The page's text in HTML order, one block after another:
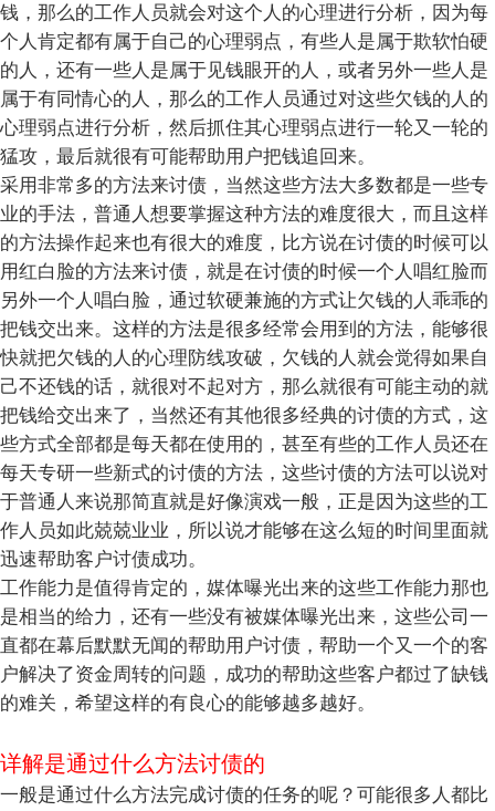
钱，那么的工作人员就会对这个人的心理进行分析，因为每
个人肯定都有属于自己的心理弱点，有些人是属于欺软怕硬
的人，还有一些人是属于见钱眼开的人，或者另外一些人是
属于有同情心的人，那么的工作人员通过对这些欠钱的人的
心理弱点进行分析，然后抓住其心理弱点进行一轮又一轮的
猛攻，最后就很有可能帮助用户把钱追回来。
采用非常多的方法来讨债，当然这些方法大多数都是一些专
业的手法，普通人想要掌握这种方法的难度很大，而且这样
的方法操作起来也有很大的难度，比方说在讨债的时候可以
用红白脸的方法来讨债，就是在讨债的时候一个人唱红脸而
另外一个人唱白脸，通过软硬兼施的方式让欠钱的人乖乖的
把钱交出来。这样的方法是很多经常会用到的方法，能够很
快就把欠钱的人的心理防线攻破，欠钱的人就会觉得如果自
己不还钱的话，就很对不起对方，那么就很有可能主动的就
把钱给交出来了，当然还有其他很多经典的讨债的方式，这
些方式全部都是每天都在使用的，甚至有些的工作人员还在
每天专研一些新式的讨债的方法，这些讨债的方法可以说对
于普通人来说那简直就是好像演戏一般，正是因为这些的工
作人员如此兢兢业业，所以说才能够在这么短的时间里面就
迅速帮助客户讨债成功。
工作能力是值得肯定的，媒体曝光出来的这些工作能力那也
是相当的给力，还有一些没有被媒体曝光出来，这些公司一
直都在幕后默默无闻的帮助用户讨债，帮助一个又一个的客
户解决了资金周转的问题，成功的帮助这些客户都过了缺钱
的难关，希望这样的有良心的能够越多越好。
详解是通过什么方法讨债的
一般是通过什么方法完成讨债的任务的呢？可能很多人都比